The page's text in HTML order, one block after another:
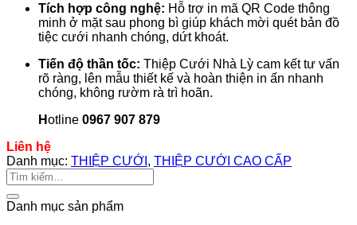
Tích hợp công nghệ: Hỗ trợ in mã QR Code thông
minh ở mặt sau phong bì giúp khách mời quét bản đồ
tiệc cưới nhanh chóng, dứt khoát.
Tiến độ thần tốc: Thiệp Cưới Nhà Lỳ cam kết tư vấn
rõ ràng, lên mẫu thiết kế và hoàn thiện in ấn nhanh
chóng, không rườm rà trì hoãn.
Hotline 0967 907 879
Liên hệ
Danh mục: THIỆP CƯỚI , THIỆP CƯỚI CAO CẤP
Tìm
kiếm:
Danh mục sản phẩm